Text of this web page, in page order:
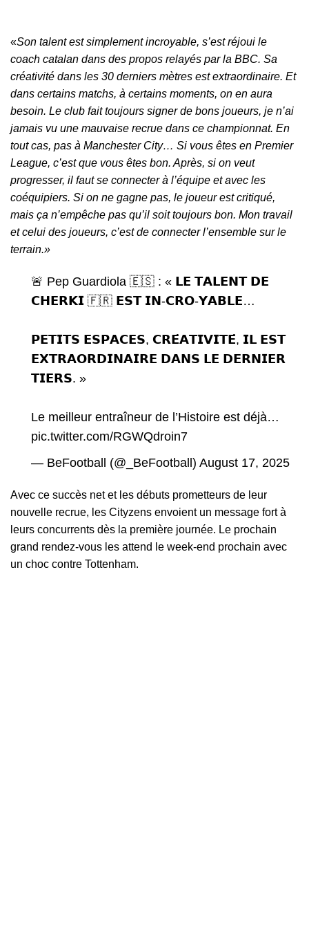
«Son talent est simplement incroyable, s’est réjoui le
coach catalan dans des propos relayés par la BBC. Sa
créativité dans les 30 derniers mètres est extraordinaire. Et
dans certains matchs, à certains moments, on en aura
besoin. Le club fait toujours signer de bons joueurs, je n’ai
jamais vu une mauvaise recrue dans ce championnat. En
tout cas, pas à Manchester City… Si vous êtes en Premier
League, c’est que vous êtes bon. Après, si on veut
progresser, il faut se connecter à l’équipe et avec les
coéquipiers. Si on ne gagne pas, le joueur est critiqué,
mais ça n’empêche pas qu’il soit toujours bon. Mon travail
et celui des joueurs, c’est de connecter l’ensemble sur le
terrain.»
🚨 Pep Guardiola 🇪🇸 : « 𝗟𝗘 𝗧𝗔𝗟𝗘𝗡𝗧 𝗗𝗘
𝗖𝗛𝗘𝗥𝗞𝗜 🇫🇷 𝗘𝗦𝗧 𝗜𝗡-𝗖𝗥𝗢-𝗬𝗔𝗕𝗟𝗘…
𝗣𝗘𝗧𝗜𝗧𝗦 𝗘𝗦𝗣𝗔𝗖𝗘𝗦, 𝗖𝗥𝗘́𝗔𝗧𝗜𝗩𝗜𝗧𝗘́, 𝗜𝗟 𝗘𝗦𝗧
𝗘𝗫𝗧𝗥𝗔𝗢𝗥𝗗𝗜𝗡𝗔𝗜𝗥𝗘 𝗗𝗔𝗡𝗦 𝗟𝗘 𝗗𝗘𝗥𝗡𝗜𝗘𝗥
𝗧𝗜𝗘𝗥𝗦. »
Le meilleur entraîneur de l’Histoire est déjà…
pic.twitter.com/RGWQdroin7
— BeFootball (@_BeFootball) August 17, 2025
Avec ce succès net et les débuts prometteurs de leur
nouvelle recrue, les Cityzens envoient un message fort à
leurs concurrents dès la première journée. Le prochain
grand rendez-vous les attend le week-end prochain avec
un choc contre Tottenham.